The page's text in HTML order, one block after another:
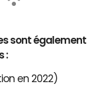
sont également
:
en 2022)